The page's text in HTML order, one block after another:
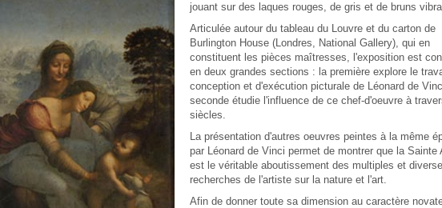
jouant sur des laques rouges, de gris et de bruns
Articulée autour du tableau du Louvre et du carton de
Burlington House (Londres, National Gallery), qui en
constituent les pièces maîtresses, l'exposition est
en deux grandes sections : la première explore le
conception et d'exécution picturale de Léonard de
seconde étudie l'influence de ce chef-d'oeuvre à
siècles.
La présentation d'autres oeuvres peintes à la même
par Léonard de Vinci permet de montrer que la Sainte
est le véritable aboutissement des multiples et
recherches de l'artiste sur la nature et l'art.
Afin de donner toute sa dimension au caractère